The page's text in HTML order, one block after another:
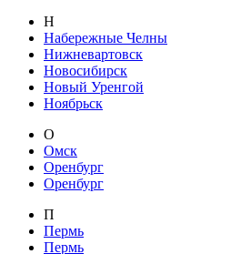
Н
Набережные Челны
Нижневартовск
Новосибирск
Новый Уренгой
Ноябрьск
О
Омск
Оренбург
Оренбург
П
Пермь
Пермь